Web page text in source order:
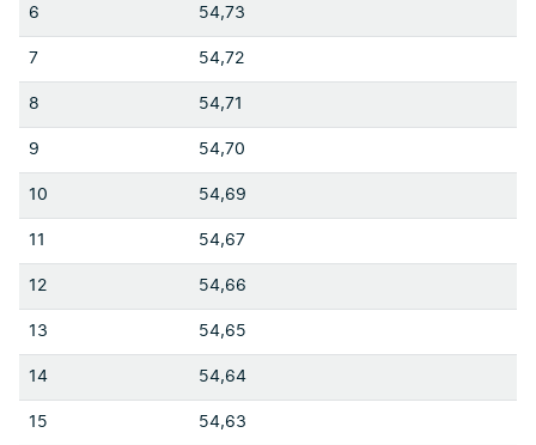
6 54,73
7 54,72
8 54,71
9 54,70
10 54,69
11 54,67
12 54,66
13 54,65
14 54,64
15 54,63